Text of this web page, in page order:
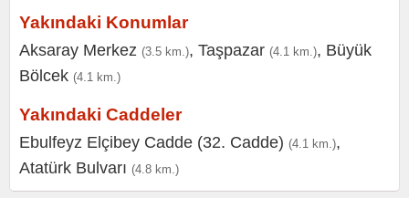
Yakındaki Konumlar
Aksaray Merkez (3.5 km.), Taşpazar (4.1 km.), Büyük
Bölcek (4.1 km.)
Yakındaki Caddeler
Ebulfeyz Elçibey Cadde (32. Cadde) (4.1 km.),
Atatürk Bulvarı (4.8 km.)